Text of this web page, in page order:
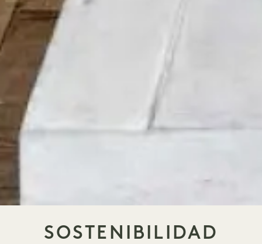
SOSTENIBILIDAD